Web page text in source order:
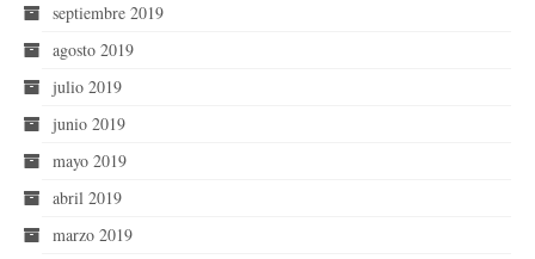
septiembre 2019
agosto 2019
julio 2019
junio 2019
mayo 2019
abril 2019
marzo 2019